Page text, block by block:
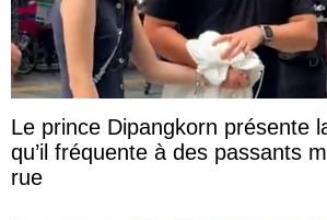
Le prince Dipangkorn présente
qu’il fréquente à des passants
rue